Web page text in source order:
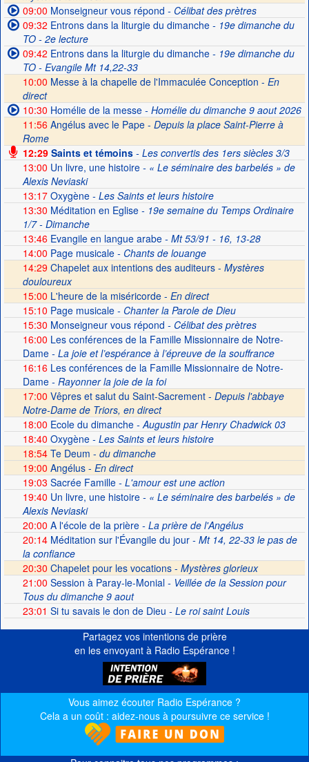
09:00 Monseigneur vous répond - Célibat des prètres
09:32 Entrons dans la liturgie du dimanche- 19e dimanche du
TO - 2e lecture
09:42 Entrons dans la liturgie du dimanche- 19e dimanche du
TO - Evangile Mt 14,22-33
10:00 Messe à la chapelle de l'Immaculée Conception - En
direct
10:30 Homélie de la messe- Homélie du dimanche 9 aout 2026
11:56 Angélus avec le Pape - Depuis la place Saint-Pierre à
Rome
12:29Saints et témoins- Les convertis des 1ers siècles 3/3
13:00 Un livre, une histoire- « Le séminaire des barbelés » de
Alexis Neviaski
13:17Oxygène- Les Saints et leurs histoire
13:30 Méditation en Eglise- 19e semaine du Temps Ordinaire
1/7 - Dimanche
13:46Evangile en langue arabe- Mt 53/91 - 16, 13-28
14:00 Page musicale- Chants de louange
14:29 Chapelet aux intentions des auditeurs - Mystères
douloureux
15:00 L'heure de la miséricorde - En direct
15:10 Page musicale- Chanter la Parole de Dieu
15:30 Monseigneur vous répond - Célibat des prètres
16:00 Les conférences de la Famille Missionnaire de Notre-
Dame- La joie et l’espérance à l’épreuve de la souffrance
16:16Les conférences de la Famille Missionnaire de Notre-
Dame- Rayonner la joie de la foi
17:00 Vêpres et salut du Saint-Sacrement - Depuis l'abbaye
Notre-Dame de Triors, en direct
18:00 Ecole du dimanche- Augustin par Henry Chadwick 03
18:40 Oxygène- Les Saints et leurs histoire
18:54Te Deum - du dimanche
19:00 Angélus - En direct
19:03 Sacrée Famille- L'amour est une action
19:40 Un livre, une histoire- « Le séminaire des barbelés » de
Alexis Neviaski
20:00 A l'école de la prière- La prière de l'Angélus
20:14Méditation sur l'Évangile du jour- Mt 14, 22-33 le pas de
la confiance
20:30 Chapelet pour les vocations - Mystères glorieux
21:00 Session à Paray-le-Monial- Veillée de la Session pour
Tous du dimanche 9 aout
23:01 Si tu savais le don de Dieu - Le roi saint Louis
Partagez vos intentions de prière
en les envoyant à Radio Espérance !
Vous aimez écouter Radio Espérance ?
Cela a un coût : aidez-nous à poursuivre ce service !